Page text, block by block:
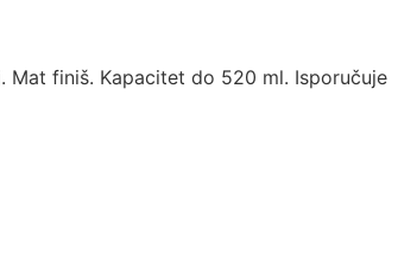
Mat finiš. Kapacitet do 520 ml. Isporučuje